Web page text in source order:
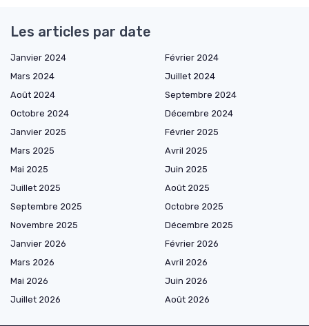
Les articles par date
Janvier 2024
Février 2024
Mars 2024
Juillet 2024
Août 2024
Septembre 2024
Octobre 2024
Décembre 2024
Janvier 2025
Février 2025
Mars 2025
Avril 2025
Mai 2025
Juin 2025
Juillet 2025
Août 2025
Septembre 2025
Octobre 2025
Novembre 2025
Décembre 2025
Janvier 2026
Février 2026
Mars 2026
Avril 2026
Mai 2026
Juin 2026
Juillet 2026
Août 2026